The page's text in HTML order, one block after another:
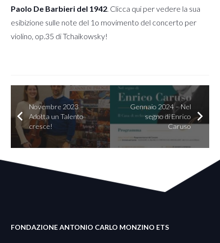
Paolo De Barbieri del 1942. Clicca qui per vedere la sua
esibizione sulle note del 1o movimento del concerto per
violino, op.35 di Tchaikowsky!
Novembre 2023 –
Adotta un Talento
cresce!
Gennaio 2024 – Nel
segno di Enrico
Caruso
FONDAZIONE ANTONIO CARLO MONZINO ETS